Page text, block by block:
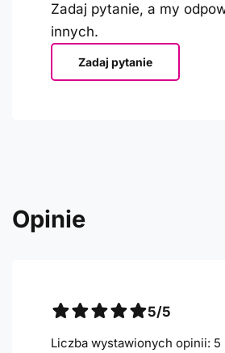
Zadaj pytanie, a my
innych.
Zadaj pytanie
Opinie
5/5
Liczba wystawionych opinii: 5